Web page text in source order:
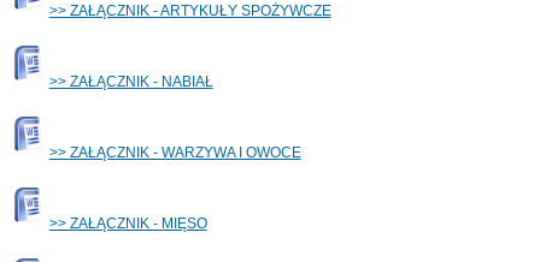
>> ZAŁĄCZNIK - ARTYKUŁY SPOŻYWCZE
>> ZAŁĄCZNIK - NABIAŁ
>> ZAŁĄCZNIK - WARZYWA I OWOCE
>> ZAŁĄCZNIK - MIĘSO